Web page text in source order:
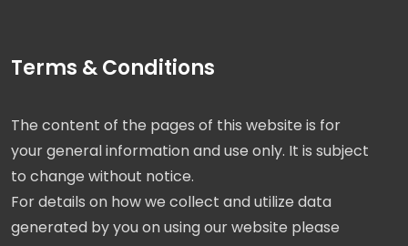
Terms & Conditions
The content of the pages of this website is for
your general information and use only. It is subject
to change without notice.
For details on how we collect and utilize data
generated by you on using our website please